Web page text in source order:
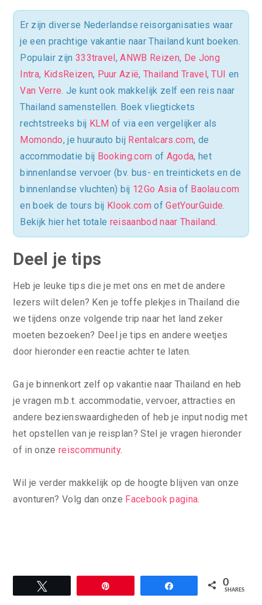
Er zijn diverse Nederlandse reisorganisaties waar
je een prachtige vakantie naar Thailand kunt boeken.
Populair zijn 333travel ,ANWB Reizen, De Jong
Intra, KidsReizen, Puur Azië,Thailand Travel ,TUI en
Van Verre. Je kunt ook makkelijk zelf een reis naar
Thailand samenstellen. Boek vliegtickets
rechtstreeks bij KLM of via een vergelijker als
Momondo, je huurauto bij Rentalcars.com, de
accommodatie bij Booking.com of Agoda, het
binnenlandse vervoer (bv. bus- en treintickets en de
binnenlandse vluchten) bij 12Go Asiaof Baolau.com
en boek de tours bij Klook.com ofGetYourGuide.
Bekijk hier het totale reisaanbod naar Thailand.
Deel je tips
Heb je leuke tips die je met ons en met de andere
lezers wilt delen? Ken je toffe plekjes in Thailand die
we tijdens onze volgende trip naar het land zeker
moeten bezoeken? Deel je tips en andere weetjes
door hieronder een reactie achter te laten.
Ga je binnenkort zelf op vakantie naar Thailand en heb
je vragen m.b.t. accommodatie, vervoer, attracties en
andere bezienswaardigheden of heb je input nodig met
het opstellen van je reisplan? Stel je vragen hieronder
of in onze reiscommunity.
Wil je verder makkelijk op de hoogte blijven van onze
avonturen? Volg dan onze Facebook pagina.
0
SHARES